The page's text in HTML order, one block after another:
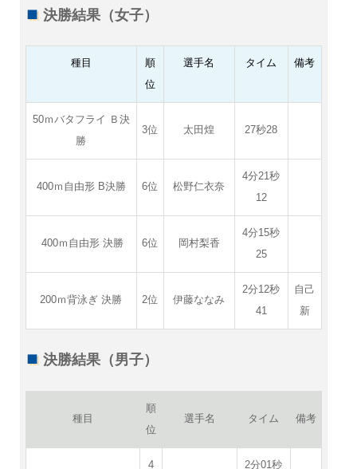
決勝結果（女子）
種目
順
位
選手名 タイム 備考
50ｍバタフライ Ｂ決
勝
3位 太田煌 27秒28
400ｍ自由形 B決勝 6位 松野仁衣奈
4分21秒
12
400ｍ自由形 決勝 6位 岡村梨香
4分15秒
25
200ｍ背泳ぎ 決勝 2位 伊藤ななみ
2分12秒
41
自己
新
決勝結果（男子）
種目
順
位
選手名 タイム 備考
4 2分01秒